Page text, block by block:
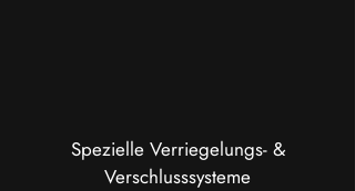
Spezielle Verriegelungs- &
Verschlusssysteme